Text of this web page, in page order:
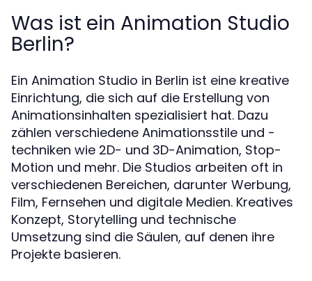
Was ist ein Animation Studio
Berlin?
Ein Animation Studio in Berlin ist eine kreative
Einrichtung, die sich auf die Erstellung von
Animationsinhalten spezialisiert hat. Dazu
zählen verschiedene Animationsstile und -
techniken wie 2D- und 3D-Animation, Stop-
Motion und mehr. Die Studios arbeiten oft in
verschiedenen Bereichen, darunter Werbung,
Film, Fernsehen und digitale Medien. Kreatives
Konzept, Storytelling und technische
Umsetzung sind die Säulen, auf denen ihre
Projekte basieren.